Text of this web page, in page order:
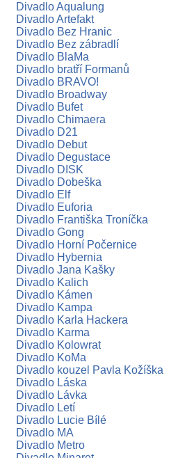
Divadlo Aqualung
Divadlo Artefakt
Divadlo Bez Hranic
Divadlo Bez zábradlí
Divadlo BlaMa
Divadlo bratří Formanů
Divadlo BRAVO!
Divadlo Broadway
Divadlo Bufet
Divadlo Chimaera
Divadlo D21
Divadlo Debut
Divadlo Degustace
Divadlo DISK
Divadlo Dobeška
Divadlo Elf
Divadlo Euforia
Divadlo Františka Troníčka
Divadlo Gong
Divadlo Horní Počernice
Divadlo Hybernia
Divadlo Jana Kašky
Divadlo Kalich
Divadlo Kámen
Divadlo Kampa
Divadlo Karla Hackera
Divadlo Karma
Divadlo Kolowrat
Divadlo KoMa
Divadlo kouzel Pavla Kožíška
Divadlo Láska
Divadlo Lávka
Divadlo Letí
Divadlo Lucie Bílé
Divadlo MA
Divadlo Metro